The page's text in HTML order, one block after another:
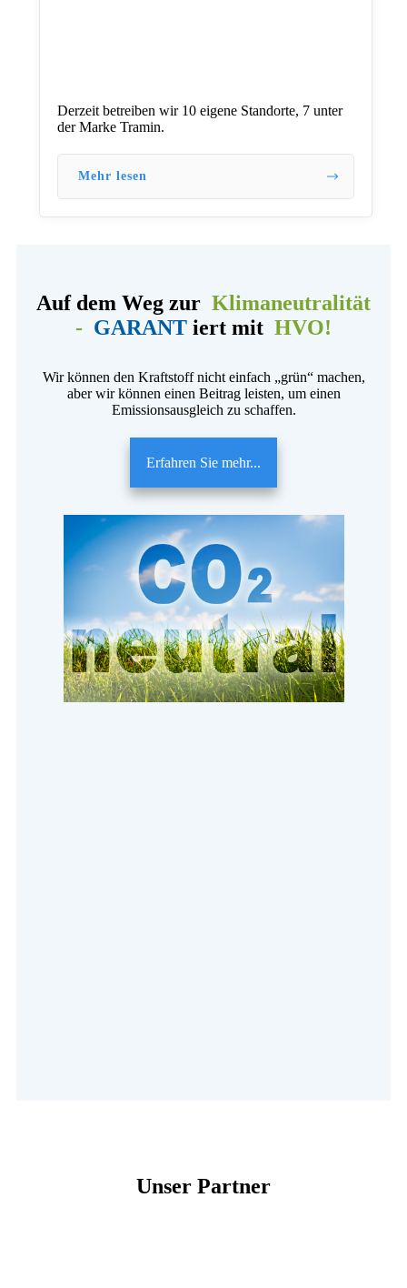
Derzeit betreiben wir 10 eigene Standorte, 7 unter
der Marke Tramin.
Mehr lesen
Auf dem Weg zur Klimaneutralität
- GARANT iert mit HVO!
Wir können den Kraftstoff nicht einfach „grün“ machen,
aber wir können einen Beitrag leisten, um einen
Emissionsausgleich zu schaffen.
Erfahren Sie mehr...
Unser Partner